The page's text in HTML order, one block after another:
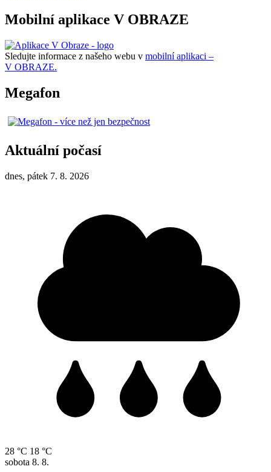
Mobilní aplikace V OBRAZE
Sledujte informace z našeho webu v mobilní aplikaci –
V OBRAZE.
Megafon
Aktuální počasí
dnes, pátek 7. 8. 2026
28 °C 18 °C
sobota 8. 8.